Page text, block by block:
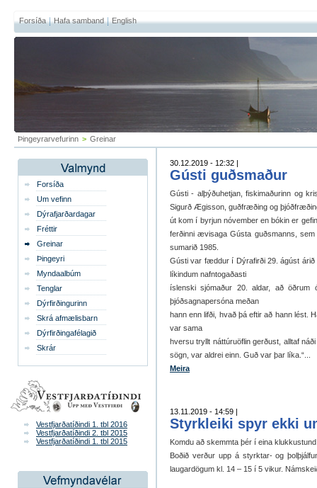
Forsíða Hafa samband English
Þingeyrarvefurinn > Greinar
Forsíða
Um vefinn
Dýrafjarðardagar
Fréttir
Greinar
Þingeyri
Myndaalbúm
Tenglar
Dýrfirðingurinn
Skrá afmælisbarn
Dýrfirðingafélagið
Skrár
Vestfjarðatíðindi 1. tbl 2016
Vestfjarðatíðindi 2. tbl 2015
Vestfjarðatíðindi 1. tbl 2015
30.12.2019 - 12:32 |
Gústi guðsmaður
Gústi - alþýðuhetjan, fiskimaðurinn og
Sigurð Ægisson, guðfræðing og
út kom í byrjun nóvember en bókin er
ferðinni ævisaga Gústa guðsmanns,
sumarið 1985.
Gústi var fæddur í Dýrafirði 29. ágúst árið
líkindum nafntogaðasti
íslenski sjómaður 20. aldar, að öðrum
þjóðsagnapersóna meðan
hann enn lifði, hvað þá eftir að hann lést.
var sama
hversu tryllt náttúruöflin gerðust, alltaf
sögn, var aldrei einn. Guð var þar líka.“...
Meira
13.11.2019 - 14:59 |
Styrkleiki spyr ekki
Komdu að skemmta þér í eina
Boðið verður upp á styrktar- og
laugardögum kl. 14 – 15 í 5 vikur.